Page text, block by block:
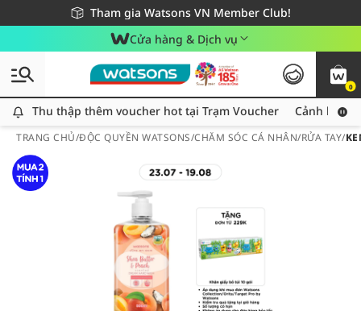
Tham gia Watsons VN Member Club!
Miễn phí giao hàng cho đơn hàng từ 249,000Đ
Giao hàng nhanh 24h - Áp dụng khu vực TP. Hồ Chí Minh
Cửa hàng & Dịch vụ
0
Thu thập thêm voucher hot tại Trạm Voucher
Thu thập thêm voucher hot tại Trạm Voucher Cảnh báo
TRANG CHỦ/ĐỘC QUYỀN WATSONS/CHĂM SÓC CÁ NHÂN/RỬA TAY/